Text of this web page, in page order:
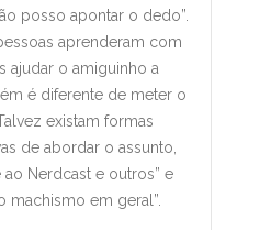
posso apontar o dedo”.
aprenderam com
ajudar o amiguinho a
é diferente de meter o
existam formas
de abordar o assunto,
ao Nerdcast e outros” e
machismo em geral”.